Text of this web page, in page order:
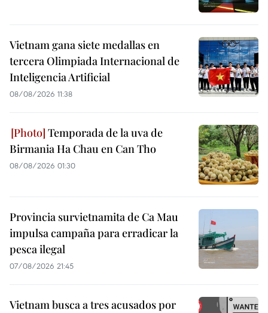
Vietnam gana siete medallas en
tercera Olimpiada Internacional de
Inteligencia Artificial
08/08/2026 11:38
Temporada de la uva de
Birmania Ha Chau en Can Tho
08/08/2026 01:30
Provincia survietnamita de Ca Mau
impulsa campaña para erradicar la
pesca ilegal
07/08/2026 21:45
Vietnam busca a tres acusados por